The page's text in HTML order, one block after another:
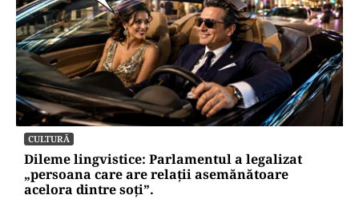
CULTURĂ
Dileme lingvistice: Parlamentul a legalizat
„persoana care are relații asemănătoare
acelora dintre soți”.